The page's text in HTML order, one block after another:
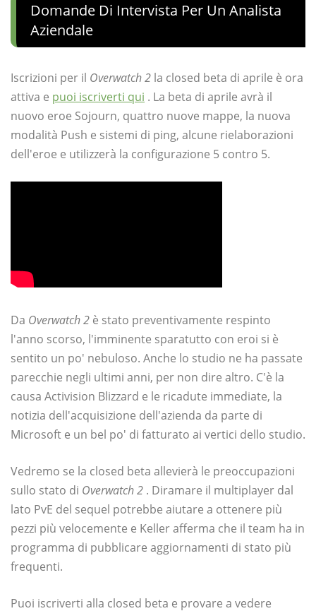
Domande Di Intervista Per Un Analista
Aziendale
Iscrizioni per il Overwatch 2 la closed beta di aprile è ora
attiva e puoi iscriverti qui . La beta di aprile avrà il
nuovo eroe Sojourn, quattro nuove mappe, la nuova
modalità Push e sistemi di ping, alcune rielaborazioni
dell'eroe e utilizzerà la configurazione 5 contro 5.
Da Overwatch 2 è stato preventivamente respinto
l'anno scorso, l'imminente sparatutto con eroi si è
sentito un po' nebuloso. Anche lo studio ne ha passate
parecchie negli ultimi anni, per non dire altro. C'è la
causa Activision Blizzard e le ricadute immediate, la
notizia dell'acquisizione dell'azienda da parte di
Microsoft e un bel po' di fatturato ai vertici dello studio.
Vedremo se la closed beta allevierà le preoccupazioni
sullo stato di Overwatch 2 . Diramare il multiplayer dal
lato PvE del sequel potrebbe aiutare a ottenere più
pezzi più velocemente e Keller afferma che il team ha in
programma di pubblicare aggiornamenti di stato più
frequenti.
Puoi iscriverti alla closed beta e provare a vedere